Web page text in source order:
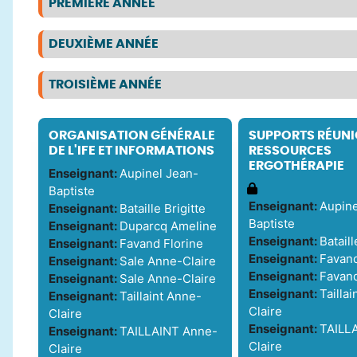
PREMIÈRE ANNÉE
DEUXIÈME ANNÉE
TROISIÈME ANNÉE
ORGANISATION GÉNÉRALE
DE L'IFE ET INFORMATIONS
Enseignant:Aupinel Jean-
Baptiste
Enseignant: Bataille Brigitte
Enseignant: Duparcq Ameline
Enseignant: Favand Florine
Enseignant: Sale Anne-Claire
Enseignant: Sale Anne-Claire
Enseignant:Taillaint Anne-
Claire
Enseignant:TAILLAINT Anne-
Claire
SUPPORTS
RESSOURCES
ERGOTHÉRAPIE
Enseignant:
Baptiste
Enseignant:
Enseignant:
Enseignant:
Enseignant:
Claire
Enseignant:
Claire